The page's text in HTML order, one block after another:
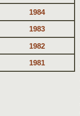
1984
1983
1982
1981